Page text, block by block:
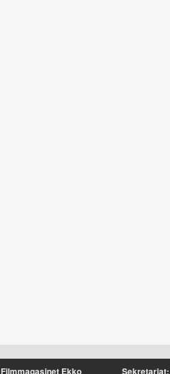
Filmmagasinet Ekko Sekretariat: